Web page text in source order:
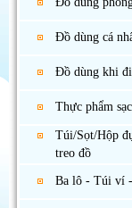
Đồ dùng cá
Đồ dùng khi
Thực phẩm
Túi/Sọt/Hộp
treo đồ
Ba lô - Túi ví